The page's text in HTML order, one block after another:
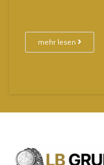
mehr lesen